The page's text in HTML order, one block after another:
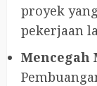
proyek
pekerjaan
Mencegah